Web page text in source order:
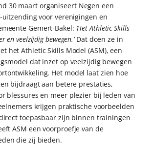
30 maart organiseert Negen een
voor verenigingen en
Gemert-Bakel: ‘Het Athletic Skills
en veelzijdig bewegen.’Dat doen ze in
het Athletic Skills Model (ASM), een
dat inzet op veelzijdig bewegen
Het model laat zien hoe
bijdraagt aan betere prestaties,
blessures en meer plezier bij leden van
krijgen praktische voorbeelden
toepasbaar zijn binnen trainingen
ASM een voorproefje van de
die zij bieden.